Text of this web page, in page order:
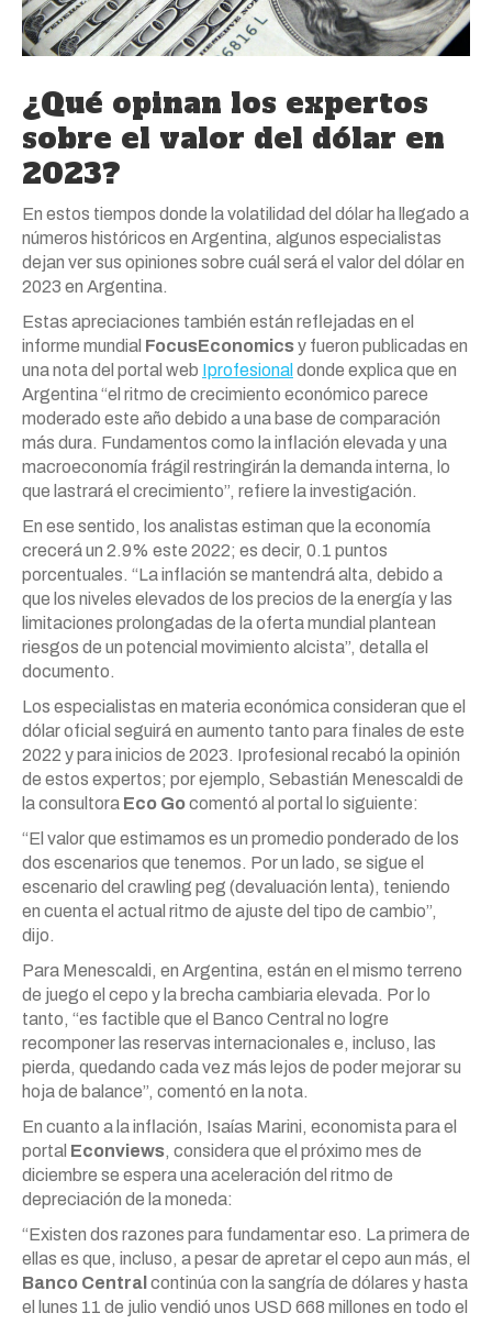
¿Qué opinan los expertos
sobre el valor del dólar en
2023?
En estos tiempos donde la volatilidad del dólar ha llegado a
números históricos en Argentina, algunos especialistas
dejan ver sus opiniones sobre cuál será el valor del dólar en
2023 en Argentina.
Estas apreciaciones también están reflejadas en el
informe mundial FocusEconomicsy fueron publicadas en
una nota del portal web Iprofesional donde explica que en
Argentina “el ritmo de crecimiento económico parece
moderado este año debido a una base de comparación
más dura. Fundamentos como la inflación elevada y una
macroeconomía frágil restringirán la demanda interna, lo
que lastrará el crecimiento”, refiere la investigación.
En ese sentido, los analistas estiman que la economía
crecerá un 2.9% este 2022; es decir, 0.1 puntos
porcentuales. “La inflación se mantendrá alta, debido a
que los niveles elevados de los precios de la energía y las
limitaciones prolongadas de la oferta mundial plantean
riesgos de un potencial movimiento alcista”, detalla el
documento.
Los especialistas en materia económica consideran que el
dólar oficial seguirá en aumento tanto para finales de este
2022 y para inicios de 2023. Iprofesional recabó la opinión
de estos expertos; por ejemplo, Sebastián Menescaldi de
la consultora Eco Gocomentó al portal lo siguiente:
“El valor que estimamos es un promedio ponderado de los
dos escenarios que tenemos. Por un lado, se sigue el
escenario del crawling peg (devaluación lenta), teniendo
en cuenta el actual ritmo de ajuste del tipo de cambio”,
dijo.
Para Menescaldi, en Argentina, están en el mismo terreno
de juego el cepo y la brecha cambiaria elevada. Por lo
tanto, “es factible que el Banco Central no logre
recomponer las reservas internacionales e, incluso, las
pierda, quedando cada vez más lejos de poder mejorar su
hoja de balance”, comentó en la nota.
En cuanto a la inflación, Isaías Marini, economista para el
portal Econviews, considera que el próximo mes de
diciembre se espera una aceleración del ritmo de
depreciación de la moneda:
“Existen dos razones para fundamentar eso. La primera de
ellas es que, incluso, a pesar de apretar el cepo aun más, el
Banco Central continúa con la sangría de dólares y hasta
el lunes 11 de julio vendió unos USD 668 millones en todo el